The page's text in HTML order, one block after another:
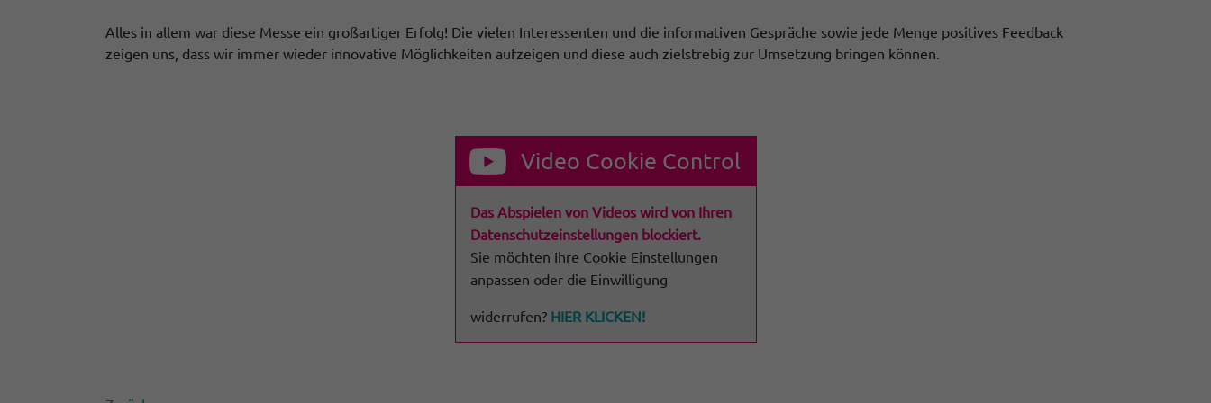
Alles in allem war diese Messe ein großartiger Erfolg! Die vielen Interessenten und die informativen Gespräche sowie jede Menge positives Feedback
zeigen uns, dass wir immer wieder innovative Möglichkeiten aufzeigen und diese auch zielstrebig zur Umsetzung bringen können.
Video Cookie Control
Das Abspielen von Videos wird von Ihren
Datenschutzeinstellungen blockiert.
Sie möchten Ihre Cookie Einstellungen
anpassen oder die Einwilligung
widerrufen? HIER KLICKEN!